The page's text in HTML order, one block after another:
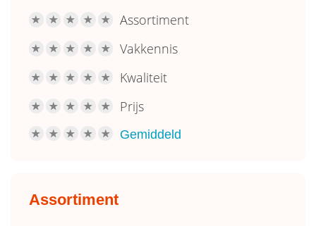
R R R R R Assortiment
R R R R R Vakkennis
R R R R R Kwaliteit
R R R R R Prijs
R R R R R Gemiddeld
Assortiment